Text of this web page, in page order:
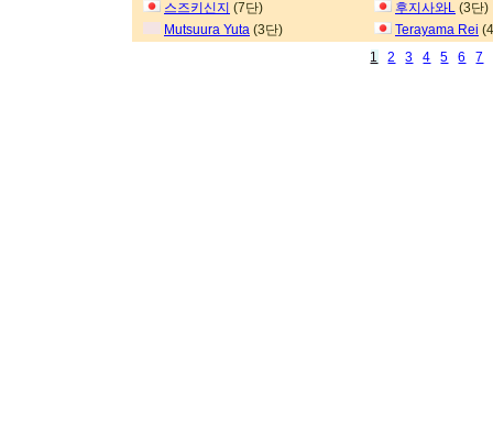
스즈키신지 (7단) 후지사와L (3단)
Mutsuura Yuta (3단) Terayama Rei
1
2 3 4 5 6 7